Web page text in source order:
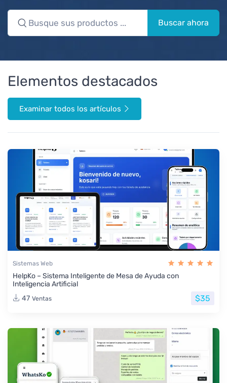
Buscar ahora
Elementos destacados
Examinar todos los artículos
Sistemas Web
HelpKo – Sistema Inteligente de Mesa de Ayuda con
Inteligencia Artificial
47 Ventas $35